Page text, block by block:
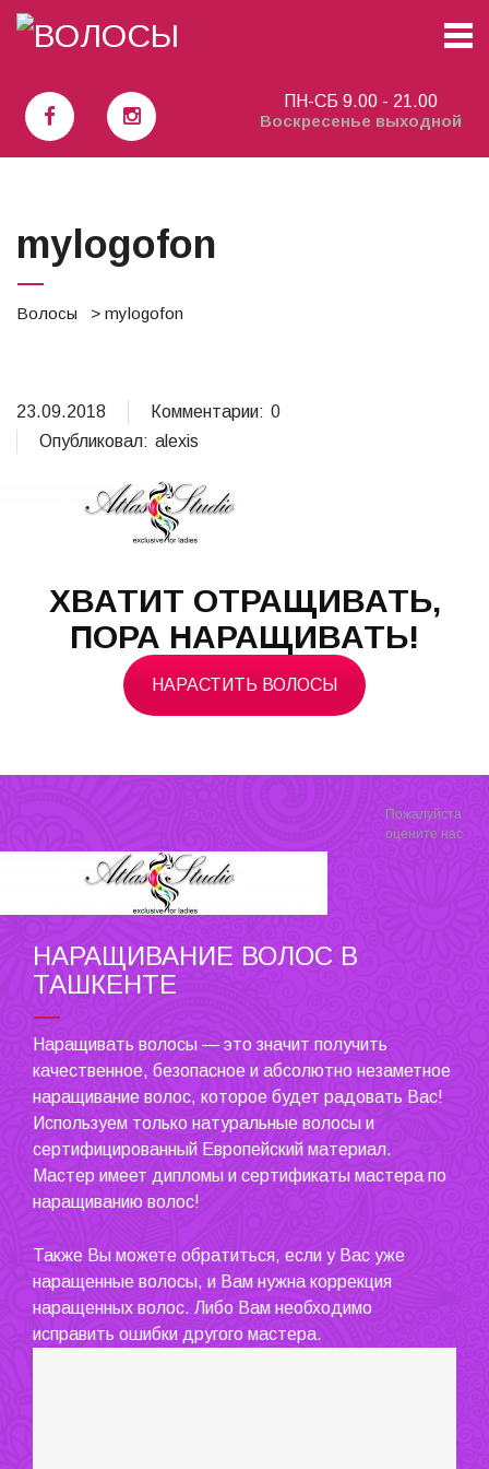
Наращивание волос Ташкент
ПН-СБ 9.00 - 21.00
Воскресенье выходной
mylogofon
Волосы > mylogofon
23.09.2018 Комментарии: 0
Опубликовал: alexis
ХВАТИТ ОТРАЩИВАТЬ,
ПОРА НАРАЩИВАТЬ!
НАРАСТИТЬ ВОЛОСЫ
Пожалуйста
оцените нас
НАРАЩИВАНИЕ ВОЛОС В
ТАШКЕНТЕ
Наращивать волосы — это значит получить
качественное, безопасное и абсолютно незаметное
наращивание волос, которое будет радовать Вас!
Используем только натуральные волосы и
сертифицированный Европейский материал.
Мастер имеет дипломы и сертификаты мастера по
наращиванию волос!
Также Вы можете обратиться, если у Вас уже
наращенные волосы, и Вам нужна коррекция
наращенных волос. Либо Вам необходимо
исправить ошибки другого мастера.